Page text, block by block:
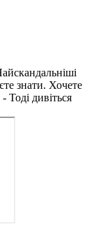
знати. Хочете
Тоді дивіться